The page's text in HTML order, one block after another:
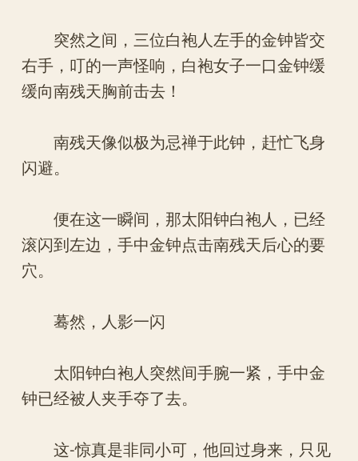
突然之间，三位白袍人左手的金钟皆交
右手，叮的一声怪响，白袍女子一口金钟缓
缓向南残天胸前击去！
南残天像似极为忌禅于此钟，赶忙飞身
闪避。
便在这一瞬间，那太阳钟白袍人，已经
滚闪到左边，手中金钟点击南残天后心的要
穴。
蓦然，人影一闪
太阳钟白袍人突然间手腕一紧，手中金
钟已经被人夹手夺了去。
这-惊真是非同小可，他回过身来，只见